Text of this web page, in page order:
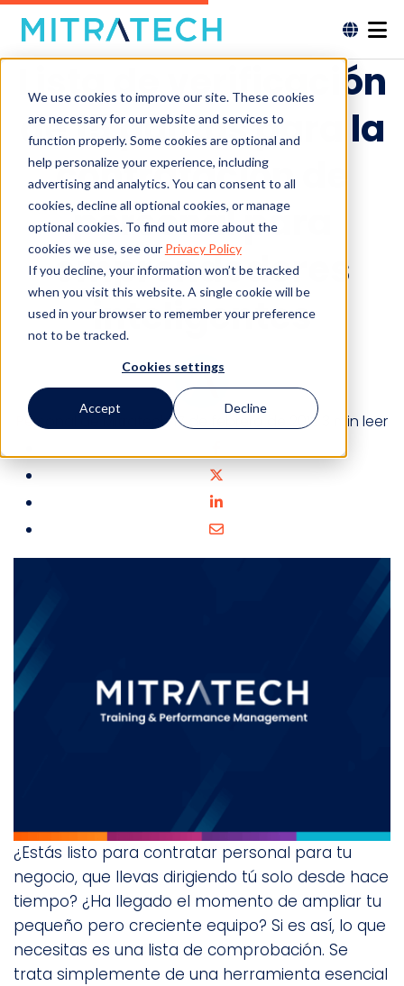
We use cookies to improve our site. These cookies
are necessary for our website and services to
function properly. Some cookies are optional and
help personalize your experience, including
advertising and analytics. You can consent to all
cookies, decline all optional cookies, or manage
optional cookies. To find out more about the
cookies we use, see our Privacy Policy
If you decline, your information won’t be tracked
when you visit this website. A single cookie will be
used in your browser to remember your preference
not to be tracked.
Cookies settings
Accept Decline
Lista de verificación
de 15 puntos para la
contratación de
personal para
emprendedores
inteligentes
Personal de Mitratech17 de febrero de 2012 3 min leer
¿Estás listo para contratar personal para tu
negocio, que llevas dirigiendo tú solo desde hace
tiempo? ¿Ha llegado el momento de ampliar tu
pequeño pero creciente equipo? Si es así, lo que
necesitas es una lista de comprobación. Se
trata simplemente de una herramienta esencial